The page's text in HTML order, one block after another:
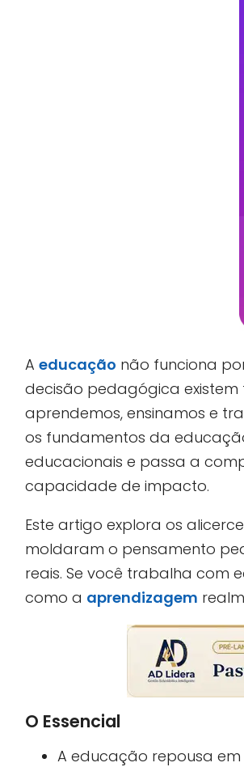
A educação não funciona
decisão pedagógica
aprendemos, ensinamos e
os fundamentos da
educacionais e passa a
capacidade de impacto.
Este artigo explora os
moldaram o pensamento
reais. Se você trabalha com
como a aprendizagem
O Essencial
A educação repousa